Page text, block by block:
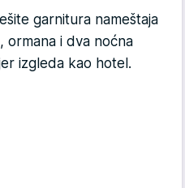
garnitura nameštaja
ormana i dva noćna
izgleda kao hotel.